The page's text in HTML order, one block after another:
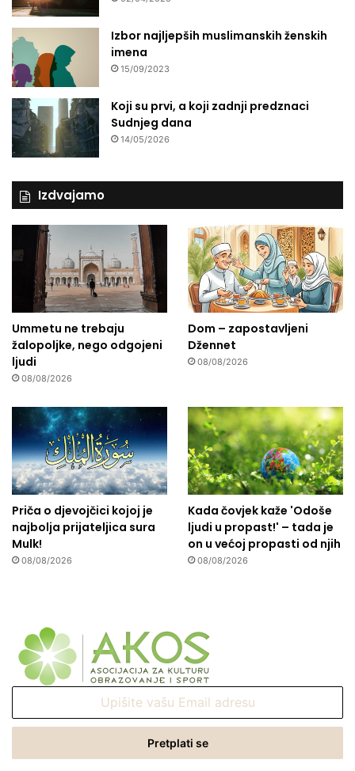
Izbor najljepših muslimanskih ženskih
imena
15/09/2023
Koji su prvi, a koji zadnji predznaci
Sudnjeg dana
14/05/2026
Izdvajamo
Ummetu ne trebaju
žalopoljke, nego odgojeni
ljudi
08/08/2026
Dom – zapostavljeni
Džennet
08/08/2026
Priča o djevojčici kojoj je
najbolja prijateljica sura
Mulk!
08/08/2026
Kada čovjek kaže 'Odoše
ljudi u propast!' – tada je
on u većoj propasti od njih
08/08/2026
Email